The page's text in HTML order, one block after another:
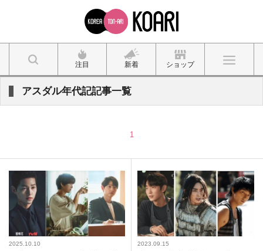
注目 新着 ショップ
アスダル年代記記事一覧
1
2025.10.10 2023.09.15